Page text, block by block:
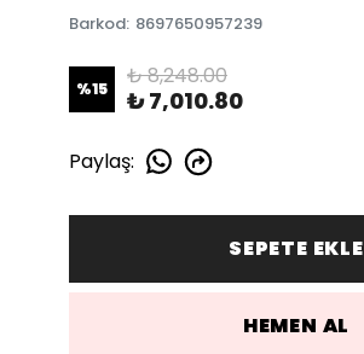
Barkod: 8697650957239
%15 ₺ 8,248.00
₺ 7,010.80
Paylaş:
SEPETE EKLE
HEMEN AL